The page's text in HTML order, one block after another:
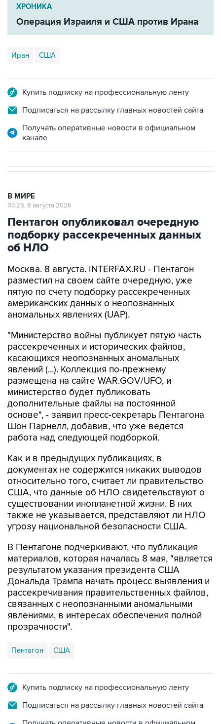
Иран США
Подписаться на рассылку главных новостей сайта
Получать оперативные новости в официальном
Пентагон опубликовал очередную
подборку рассекреченных данных
об НЛО
Москва. 8 августа. INTERFAX.RU - Пентагон
пятую по счету подборку рассекреченных
американских данных о неопознанных
аномальных явлениях (UAP).
"Министерство войны публикует пятую часть
касающихся неопознанных аномальных
явлений (...). Коллекция по-прежнему
размещена на сайте WAR.GOV/UFO, и
министерство будет публиковать
дополнительные файлы на постоянной
основе", - заявил пресс-секретарь Пентагона
Шон Парнелл, добавив, что уже ведется
работа над следующей подборкой.
Как и в предыдущих публикациях, в
относительно того, считает ли правительство
США, что данные об НЛО свидетельствуют о
существовании инопланетной жизни. В них
также не указывается, представляют ли НЛО
угрозу национальной безопасности США.
В Пентагоне подчеркивают, что публикация
результатом указания президента США
Дональда Трампа начать процесс выявления и
рассекречивания правительственных файлов,
связанных с неопознанными аномальными
явлениями, в интересах обеспечения полной
прозрачности".
Пентагон США
Подписаться на рассылку главных новостей сайта
Получать оперативные новости в официальном